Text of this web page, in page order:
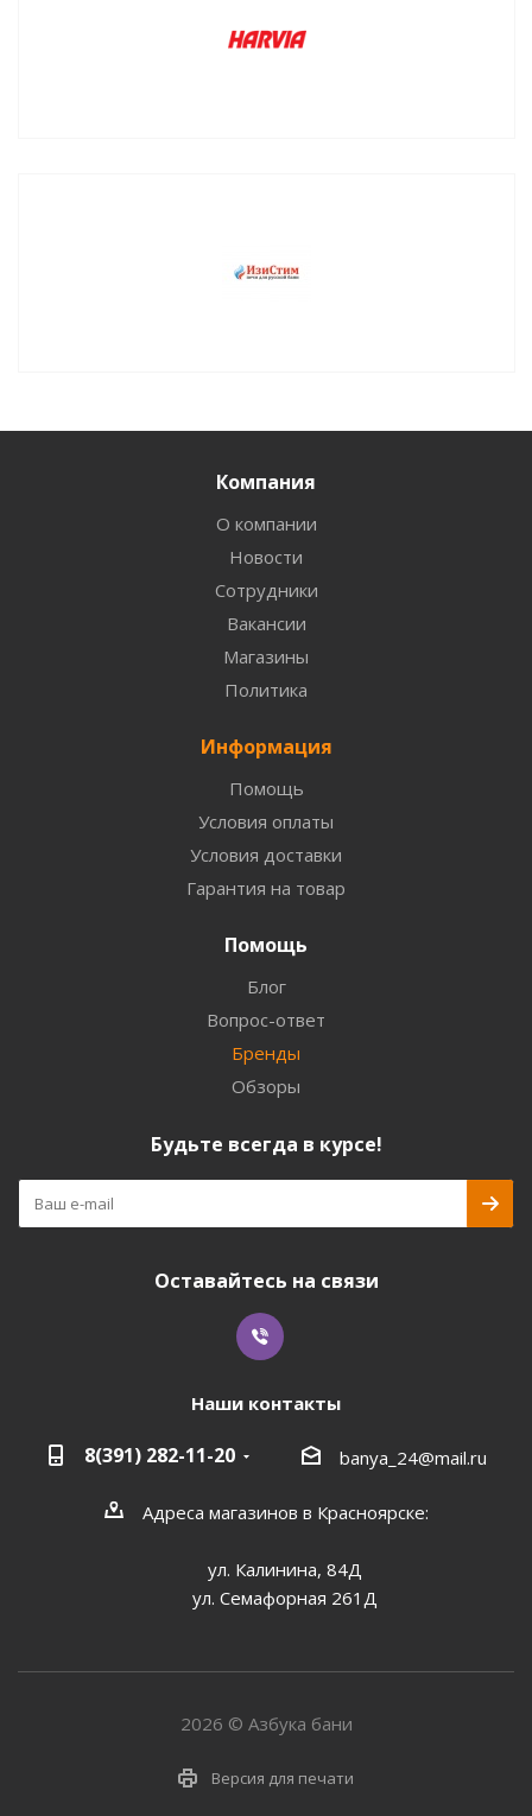
Компания
О компании
Новости
Сотрудники
Вакансии
Магазины
Политика
Информация
Помощь
Условия оплаты
Условия доставки
Гарантия на товар
Помощь
Блог
Вопрос-ответ
Бренды
Обзоры
Будьте всегда в курсе!
Оставайтесь на связи
Наши контакты
8(391) 282-11-20 banya_24@mail.ru
Адреса магазинов в Красноярске:
ул. Калинина, 84Д
ул. Семафорная 261Д
2026 © Азбука бани
Версия для печати